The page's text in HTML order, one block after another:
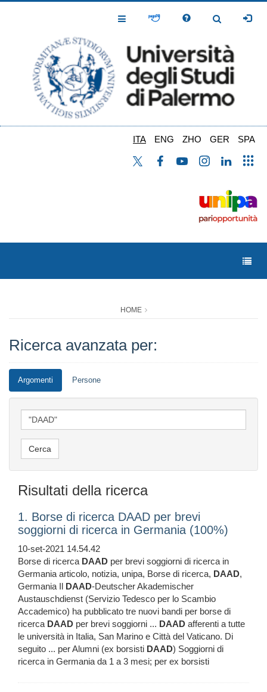
Toggle
Toggle
ITA ENG ZHO GER SPA
HOME
Ricerca avanzata per:
Argomenti Persone
Risultati della ricerca
1. Borse di ricerca DAAD per brevi
soggiorni di ricerca in Germania (100%)
10-set-2021 14.54.42
Borse di ricerca DAAD per brevi soggiorni di ricerca in
Germania articolo, notizia, unipa, Borse di ricerca, DAAD,
Germania Il DAAD-Deutscher Akademischer
Austauschdienst (Servizio Tedesco per lo Scambio
Accademico) ha pubblicato tre nuovi bandi per borse di
ricerca DAAD per brevi soggiorni ... DAAD afferenti a tutte
le università in Italia, San Marino e Città del Vaticano. Di
seguito ... per Alumni (ex borsisti DAAD) Soggiorni di
ricerca in Germania da 1 a 3 mesi; per ex borsisti